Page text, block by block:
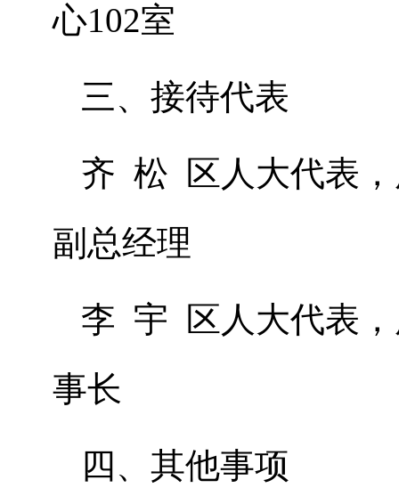
心102室
三、接待代表
齐 松 区人大代表
副总经理
李 宇 区人大代表
事长
四、其他事项